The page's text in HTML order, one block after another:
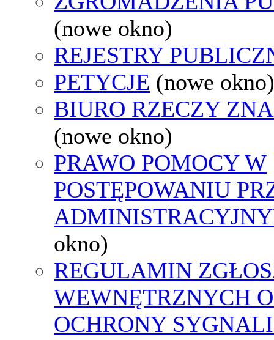
(nowe okno)
REJESTRY
PETYCJE (nowe okno)
BIURO RZECZY
(nowe okno)
PRAWO POMOCY W
POSTĘPOWANIU
okno)
REGULAMIN
WEWNĘTRZNYCH
OCHRONY